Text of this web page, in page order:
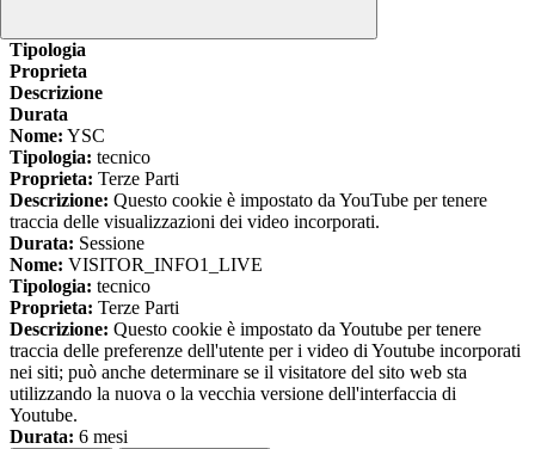
Tipologia
Proprieta
Descrizione
Durata
Nome: YSC
Tipologia: tecnico
Proprieta: Terze Parti
Descrizione: Questo cookie è impostato da YouTube per tenere
traccia delle visualizzazioni dei video incorporati.
Durata: Sessione
Nome: VISITOR_INFO1_LIVE
Tipologia: tecnico
Proprieta: Terze Parti
Descrizione: Questo cookie è impostato da Youtube per tenere
traccia delle preferenze dell'utente per i video di Youtube incorporati
nei siti; può anche determinare se il visitatore del sito web sta
utilizzando la nuova o la vecchia versione dell'interfaccia di
Youtube.
Durata: 6 mesi